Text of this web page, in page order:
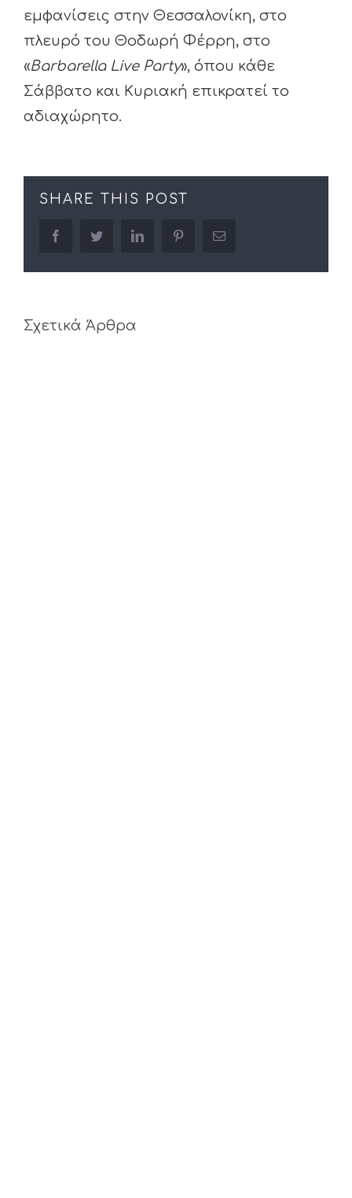
εμφανίσεις στην Θεσσαλονίκη, στο
πλευρό του Θοδωρή Φέρρη, στο
«Barbarella Live Party», όπου κάθε
Σάββατο και Κυριακή επικρατεί το
αδιαχώρητο.
SHARE THIS POST
facebooktwitter linkedin pinterestEmail
Σχετικά Άρθρα